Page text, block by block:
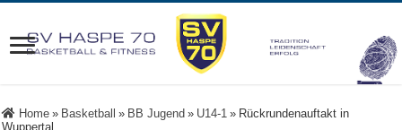
Home » Basketball » BB Jugend » U14-1 » Rückrundenauftakt in
Wuppertal